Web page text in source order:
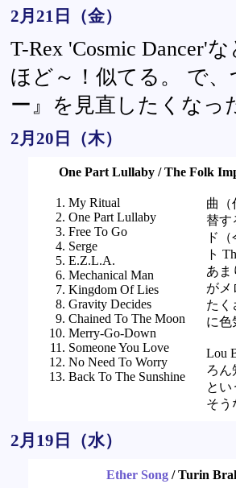
2月21日（金）
T-Rex 'Cosmic Dancer'
ほど～！似てる。 で
ー』を見直したくなっ
2月20日（木）
One Part Lullaby / The Folk
My Ritual
One Part Lullaby
Free To Go
Serge
E.Z.L.A.
Mechanical Man
Kingdom Of Lies
Gravity Decides
Chained To The Moon
Merry-Go-Down
Someone You Love
No Need To Worry
Back To The Sunshine
曲（
替す
ド
ト
あま
がメ
たく
に色
Lou
ろん
と
そう
2月19日（水）
Ether Song/ Turin